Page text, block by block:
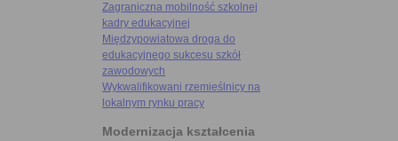
Zagraniczna mobilność szkolnej
kadry edukacyjnej
Międzypowiatowa droga do
edukacyjnego sukcesu szkół
zawodowych
Wykwalifikowani rzemieślnicy na
lokalnym rynku pracy
Modernizacja kształcenia